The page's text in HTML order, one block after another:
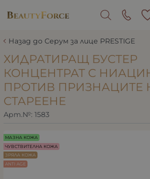
Назад до Серум за лице PRESTIGE
ХИДРАТИРАЩ БУСТЕР
КОНЦЕНТРАТ С
ПРОТИВ ПРИЗНАЦИТЕ
СТАРЕЕНЕ
Арт.№: 1583
МАЗНА КОЖА
ЧУВСТВИТЕЛНА КОЖА
ЗРЯЛА КОЖА
ANTI AGE